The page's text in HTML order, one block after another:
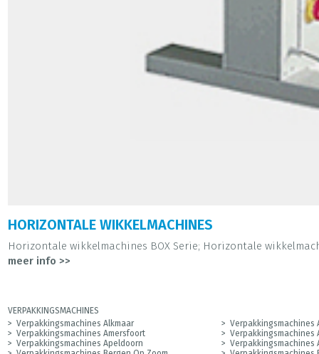
HORIZONTALE WIKKELMACHINES
Horizontale wikkelmachines BOX Serie; Horizontale
meer info >>
VERPAKKINGSMACHINES
Verpakkingsmachines Alkmaar
Verpakkingsmachines
Verpakkingsmachines Amersfoort
Verpakkingsmachines
Verpakkingsmachines Apeldoorn
Verpakkingsmachines